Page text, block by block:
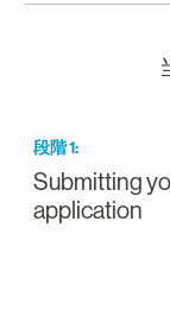
段階1:
Submitting
application